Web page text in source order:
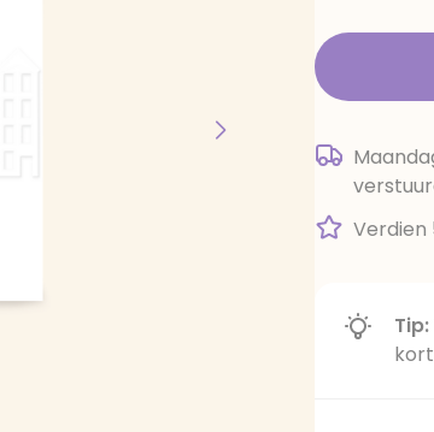
Verdien
Tip: